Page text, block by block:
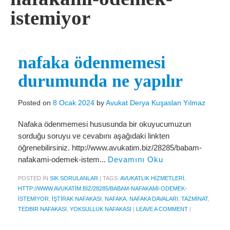
Miras Hukuku
İcra Ve İflas Hukuku
Ticaret Hukuku
İdare ve Vergi Hukuku
Basında Derya Kuşaslan
HESAPLAMA ARAÇLARI
İhbar Tazminatı Hesaplama
Fazla Mesai Hesaplama
İşsizlik Maaşı Hesaplama
istemiyor
nafaka ödenmemesi
durumunda ne yapılır
Posted on 8 Ocak 2024 byAvukat Derya Kuşaslan Yılmaz
Nafaka ödenmemesi hususunda bir okuyucumuzun
sorduğu soruyu ve cevabını aşağıdaki linkten
öğrenebilirsiniz. http://www.avukatim.biz/28285/babam-
nafakami-odemek-istem... Devamını Oku
POSTED IN SIK SORULANLAR | TAGS: AVUKATLIK HIZMETLERI
HTTP://WWW.AVUKATIM.BIZ/28285/BABAM-NAFAKAMI-ODEMEK-
ISTEMIYOR IŞTIRAK NAFAKASI NAFAKA NAFAKA DAVALARI TAZMINAT,
TEDBIR NAFAKASI YOKSULLUK NAFAKASI | LEAVE A COMMENT |